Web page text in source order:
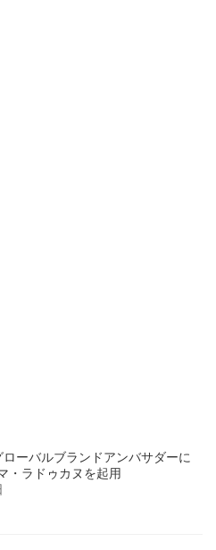
ーバルブランドアンバサダーに
・ラドゥカヌを起用